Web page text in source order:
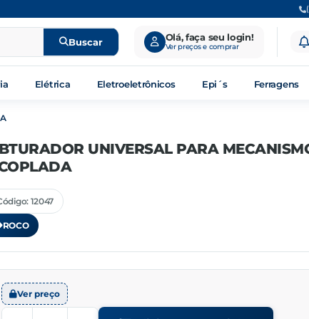
Buscar Olá, faça seu login!
Ver preços e comprar
Elétrica Eletroeletrônicos Epi´s Ferragens
UNIVERSAL PARA
12047
ROCO
Ver preço